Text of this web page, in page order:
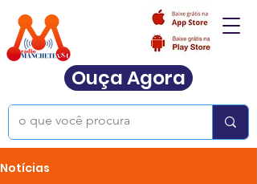
Ouça Agora
Notícias